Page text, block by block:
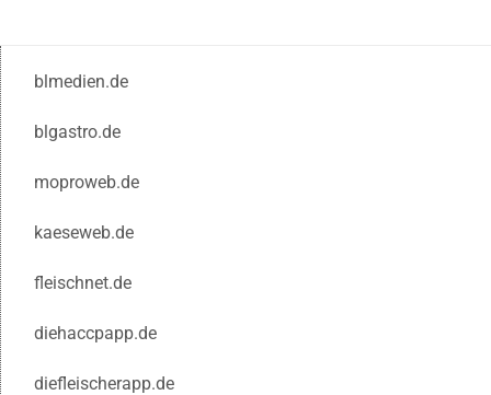
blmedien.de
blgastro.de
moproweb.de
kaeseweb.de
fleischnet.de
diehaccpapp.de
diefleischerapp.de